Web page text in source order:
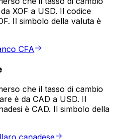
XOF a USD. Il codice
Il simbolo della valuta è
CFA
che il tasso di cambio
è da CAD a USD. Il
è CAD. Il simbolo della